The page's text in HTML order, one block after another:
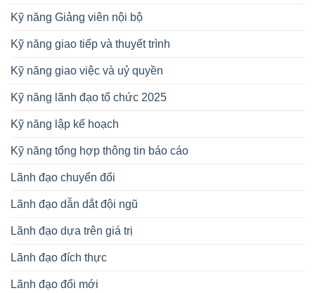
Kỹ năng Giảng viên nội bộ
Kỹ năng giao tiếp và thuyết trình
Kỹ năng giao việc và uỷ quyền
Kỹ năng lãnh đạo tổ chức 2025
Kỹ năng lập kế hoạch
Kỹ năng tổng hợp thông tin báo cáo
Lãnh đạo chuyển đổi
Lãnh đạo dẫn dắt đội ngũ
Lãnh đạo dựa trên giá trị
Lãnh đạo đích thực
Lãnh đạo đổi mới